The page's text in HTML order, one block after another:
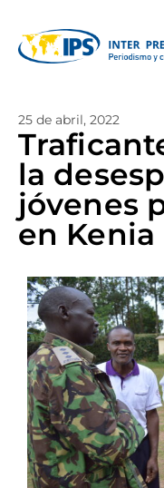
25 de abril, 2022
la
jóvenes
en Kenia